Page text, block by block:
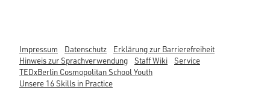
Impressum Datenschutz
Erklärung zur Barrierefreiheit
Hinweis zur Sprachverwendung
Staff Wiki
Service
TEDxBerlin Cosmopolitan School Youth
Unsere 16 Skills in Practice